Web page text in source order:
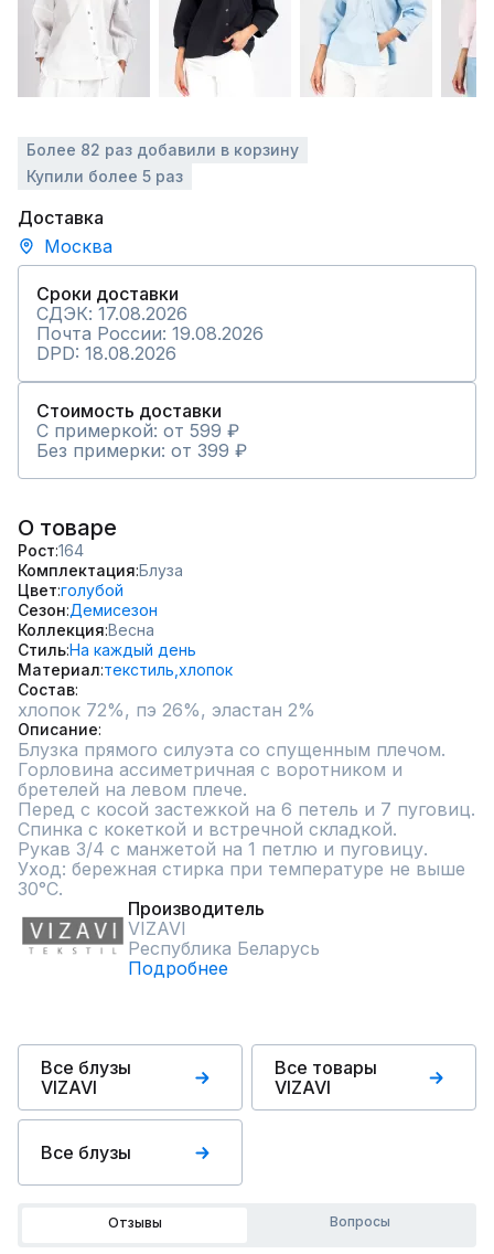
Более 82 раз добавили в корзину
Купили более 5 раз
Доставка
Москва
Сроки доставки
СДЭК: 17.08.2026
Почта России: 19.08.2026
DPD: 18.08.2026
Стоимость доставки
С примеркой: от 599 ₽
Без примерки: от 399 ₽
О товаре
Рост 164
Комплектация Блуза
Цвет голубой
Сезон Демисезон
Коллекция Весна
СтильНа каждый день
Материал текстиль, хлопок
Состав
хлопок 72%, пэ 26%, эластан 2%
Описание
Блузка прямого силуэта со спущенным плечом.
Горловина ассиметричная с воротником и
бретелей на левом плече.
Перед с косой застежкой на 6 петель и 7 пуговиц.
Спинка с кокеткой и встречной складкой.
Рукав 3/4 с манжетой на 1 петлю и пуговицу.
Уход: бережная стирка при температуре не выше
30°С.
Производитель
VIZAVI
Республика Беларусь
Подробнее
Все блузы
VIZAVI
Все товары
VIZAVI
Все блузы
Отзывы Вопросы